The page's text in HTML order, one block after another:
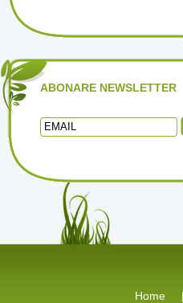
ABONARE NEWSLETTER
Home